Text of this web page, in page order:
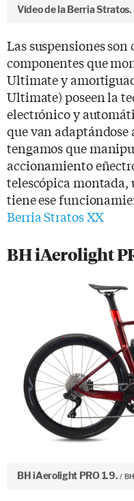
Vídeo de la Berria Stratos.
Las suspensiones
componentes que
Ultimate y
Ultimate) poseen la
electrónico y
que van adaptándose
tengamos que
accionamiento
telescópica montada,
tiene ese
Berria Stratos XX
BH iAerolight
BH iAerolight PRO 1.9.